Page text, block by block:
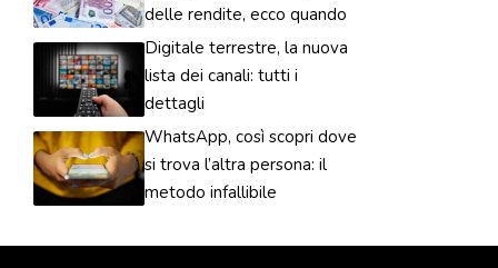
delle rendite, ecco quando
Digitale terrestre, la nuova
lista dei canali: tutti i
dettagli
WhatsApp, così scopri dove
si trova l’altra persona: il
metodo infallibile